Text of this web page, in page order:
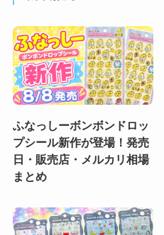
ふなっしーボンボンドロッ
プシール新作が登場！発売
日・販売店・メルカリ相場
まとめ